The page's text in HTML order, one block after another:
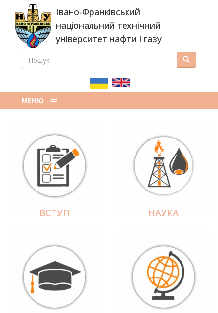
основного
вмісту
Івано-Франківський
національний технічний
університет нафти і газу
ПОШУКОВА
ПОШУК Пошук
МЕНЮ
ВСТУП НАУКА